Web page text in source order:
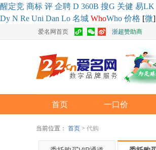
醒定竞 商标 评 企聘 D 360B 搜G 关健 易LK
Dy N Re Uni Dan Lo 名城 WhoWho 价格 [微]